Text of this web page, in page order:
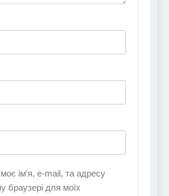
ім'я, e-mail, та адресу
браузері для моїх